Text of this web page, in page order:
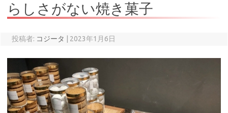
らしさがない焼き菓子
投稿者: コジータ 2023年1月6日